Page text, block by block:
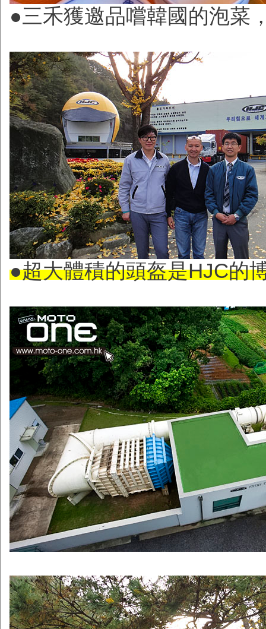
●三禾獲邀品嚐韓國的泡菜
●超大體積的頭盔是HJC的